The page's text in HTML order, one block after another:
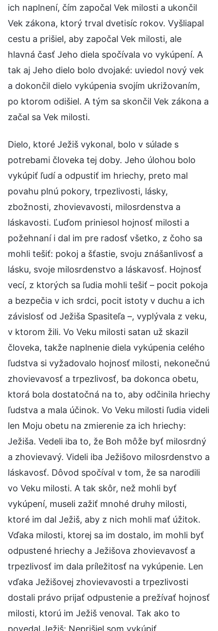
ich naplnení, čím započal Vek milosti a ukončil
Vek zákona, ktorý trval dvetisíc rokov. Vyšliapal
cestu a prišiel, aby započal Vek milosti, ale
hlavná časť Jeho diela spočívala vo vykúpení. A
tak aj Jeho dielo bolo dvojaké: uviedol nový vek
a dokončil dielo vykúpenia svojím ukrižovaním,
po ktorom odišiel. A tým sa skončil Vek zákona a
začal sa Vek milosti.
Dielo, ktoré Ježiš vykonal, bolo v súlade s
potrebami človeka tej doby. Jeho úlohou bolo
vykúpiť ľudí a odpustiť im hriechy, preto mal
povahu plnú pokory, trpezlivosti, lásky,
zbožnosti, zhovievavosti, milosrdenstva a
láskavosti. Ľuďom priniesol hojnosť milosti a
požehnaní i dal im pre radosť všetko, z čoho sa
mohli tešiť: pokoj a šťastie, svoju znášanlivosť a
lásku, svoje milosrdenstvo a láskavosť. Hojnosť
vecí, z ktorých sa ľudia mohli tešiť – pocit pokoja
a bezpečia v ich srdci, pocit istoty v duchu a ich
závislosť od Ježiša Spasiteľa –, vyplývala z veku,
v ktorom žili. Vo Veku milosti satan už skazil
človeka, takže naplnenie diela vykúpenia celého
ľudstva si vyžadovalo hojnosť milosti, nekonečnú
zhovievavosť a trpezlivosť, ba dokonca obetu,
ktorá bola dostatočná na to, aby odčinila hriechy
ľudstva a mala účinok. Vo Veku milosti ľudia videli
len Moju obetu na zmierenie za ich hriechy:
Ježiša. Vedeli iba to, že Boh môže byť milosrdný
a zhovievavý. Videli iba Ježišovo milosrdenstvo a
láskavosť. Dôvod spočíval v tom, že sa narodili
vo Veku milosti. A tak skôr, než mohli byť
vykúpení, museli zažiť mnohé druhy milosti,
ktoré im dal Ježiš, aby z nich mohli mať úžitok.
Vďaka milosti, ktorej sa im dostalo, im mohli byť
odpustené hriechy a Ježišova zhovievavosť a
trpezlivosť im dala príležitosť na vykúpenie. Len
vďaka Ježišovej zhovievavosti a trpezlivosti
dostali právo prijať odpustenie a prežívať hojnosť
milosti, ktorú im Ježiš venoval. Tak ako to
povedal Ježiš: Neprišiel som vykúpiť